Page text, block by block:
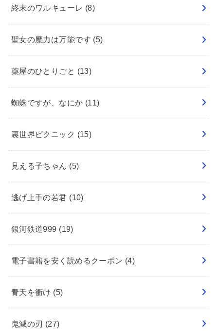
終末のワルキューレ (8)
聖女の魔力は万能です (5)
薬屋のひとりごと (13)
蜘蛛ですが、なにか (11)
裏世界ピクニック (15)
見える子ちゃん (5)
逃げ上手の若君 (10)
銀河鉄道999 (19)
電子書籍を安く読めるクーポン (4)
青天を衝け (5)
鬼滅の刃 (27)